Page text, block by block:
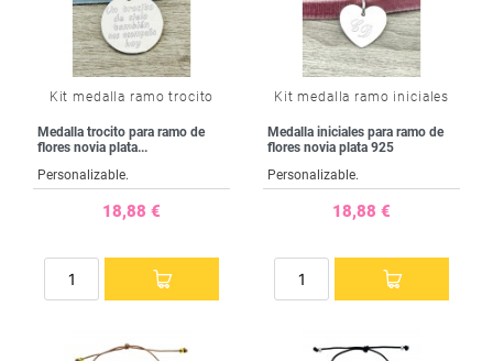
Kit medalla ramo trocito
Medalla trocito para ramo de
flores novia plata...
Personalizable.
18,88 €
Kit medalla ramo iniciales
Medalla iniciales para ramo de
flores novia plata 925
Personalizable.
18,88 €